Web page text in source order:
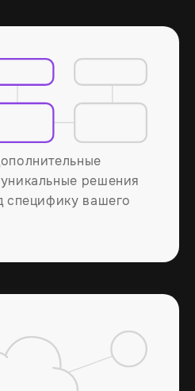
решения
специфику вашего